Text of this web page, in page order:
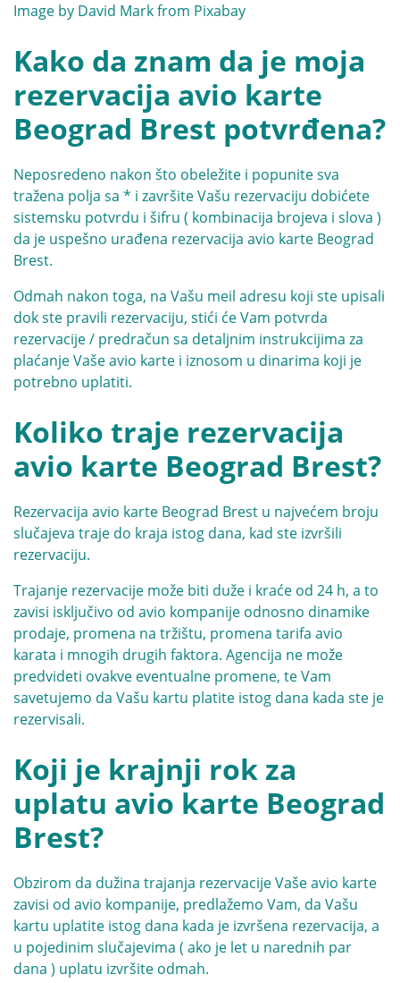
Image by David Markfrom Pixabay
Kako da znam da je moja
rezervacija avio karte
Beograd Brest potvrđena?
Neposredeno nakon što obeležite i popunite sva
tražena polja sa * i završite Vašu rezervaciju dobićete
sistemsku potvrdu i šifru ( kombinacija brojeva i slova )
da je uspešno urađena rezervacija avio karte Beograd
Brest.
Odmah nakon toga, na Vašu meil adresu koji ste upisali
dok ste pravili rezervaciju, stići će Vam potvrda
rezervacije / predračun sa detaljnim instrukcijima za
plaćanje Vaše avio karte i iznosom u dinarima koji je
potrebno uplatiti.
Koliko traje rezervacija
avio karte Beograd Brest?
Rezervacija avio karte Beograd Brest u najvećem broju
slučajeva traje do kraja istog dana, kad ste izvršili
rezervaciju.
Trajanje rezervacije može biti duže i kraće od 24 h, a to
zavisi isključivo od avio kompanije odnosno dinamike
prodaje, promena na tržištu, promena tarifa avio
karata i mnogih drugih faktora. Agencija ne može
predvideti ovakve eventualne promene, te Vam
savetujemo da Vašu kartu platite istog dana kada ste je
rezervisali.
Koji je krajnji rok za
uplatu avio karte Beograd
Brest?
Obzirom da dužina trajanja rezervacije Vaše avio karte
zavisi od avio kompanije, predlažemo Vam, da Vašu
kartu uplatite istog dana kada je izvršena rezervacija, a
u pojedinim slučajevima ( ako je let u narednih par
dana ) uplatu izvršite odmah.